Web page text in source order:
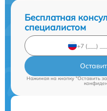
Бесплатная
специалистом
Нажимая на кнопку "Оставить